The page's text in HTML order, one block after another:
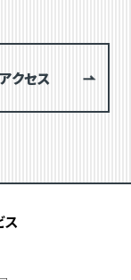
アクセス
ス